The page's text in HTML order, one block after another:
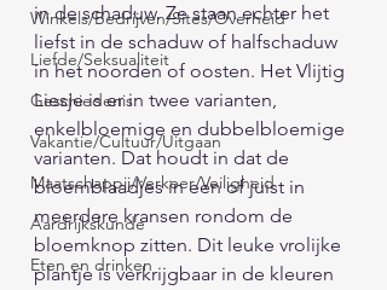
Winkels/Bedrijven/Sites/Overheid
Liefde/Seksualiteit
Geschiedenis
Vakantie/Cultuur/Uitgaan
Maatschappij/Verkeer/Veiligheid
Aardrijkskunde
Eten en drinken
in de schaduw. Ze staan echter het
liefst in de schaduw of halfschaduw
in het noorden of oosten. Het Vlijtig
Liesje is er in twee varianten,
enkelbloemige en dubbelbloemige
varianten. Dat houdt in dat de
bloemblaadjes in een of juist in
meerdere kransen rondom de
bloemknop zitten. Dit leuke vrolijke
plantje is verkrijgbaar in de kleuren